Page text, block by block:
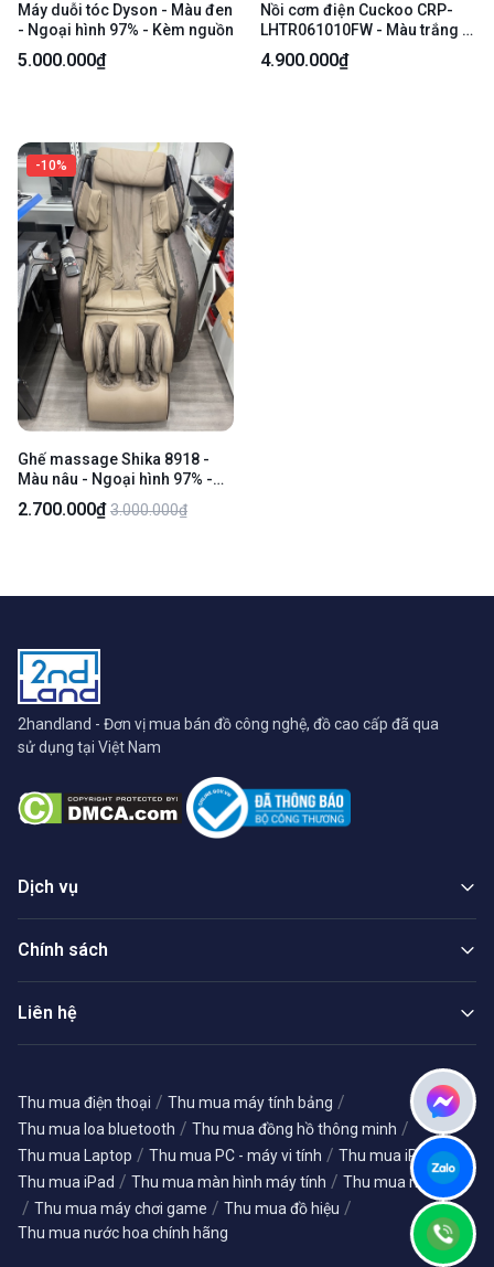
Máy duỗi tóc Dyson - Màu đen
- Ngoại hình 97% - Kèm nguồn
5.000.000₫
Nồi cơm điện Cuckoo CRP-
LHTR061010FW - Màu trắng -
Ngoại hình: 97.5% - Body
4.900.000₫
-10%
Ghế massage Shika 8918 -
Màu nâu - Ngoại hình 97% -
Rách da - Body
2.700.000₫3.000.000₫
2handland - Đơn vị mua bán đồ công nghệ, đồ cao cấp đã qua
sử dụng tại Việt Nam
Dịch vụ
Chính sách
Liên hệ
Thu mua điện thoại / Thu mua máy tính bảng /
Thu mua loa bluetooth / Thu mua đồng hồ thông minh /
Thu mua Laptop / Thu mua PC - máy vi tính / Thu mua iPhone
Thu mua iPad / Thu mua màn hình máy tính / Thu mua máy ảnh
/ Thu mua máy chơi game / Thu mua đồ hiệu /
Thu mua nước hoa chính hãng